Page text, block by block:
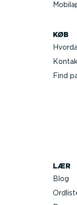
KØB
Find
LÆR
Blog